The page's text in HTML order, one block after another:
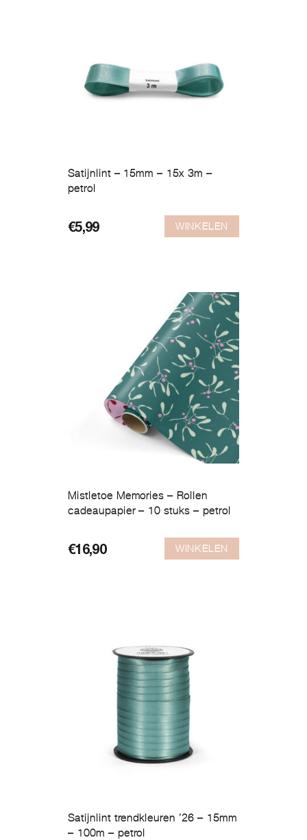
Satijnlint – 15mm – 15x 3m –
petrol
€5,99 WINKELEN
Mistletoe Memories – Rollen
cadeaupapier – 10 stuks – petrol
€16,90 WINKELEN
Satijnlint trendkleuren ’26 – 15mm
– 100m – petrol